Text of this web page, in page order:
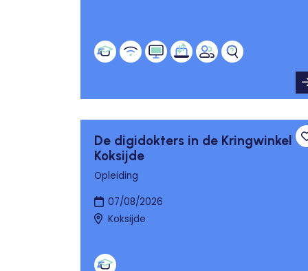
De digidokters in de Kringwinkel
Koksijde
Opleiding
07/08/2026
Koksijde